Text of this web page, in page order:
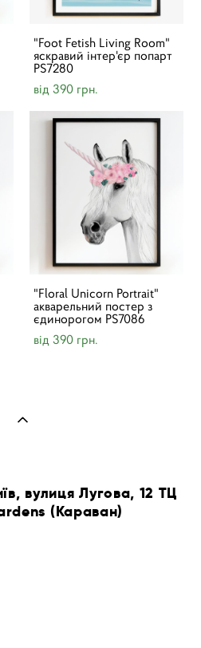
"Foot Fetish Living Room"
яскравий інтер'єр попарт
PS7280
від 390 грн.
"Floral Unicorn Portrait"
акварельний постер з
єдинорогом PS7086
від 390 грн.
вулиця Лугова, 12 ТЦ
(Караван)